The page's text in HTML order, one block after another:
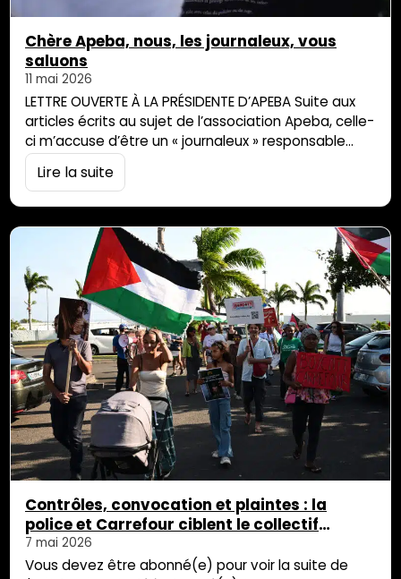
Chère Apeba, nous, les journaleux, vous
saluons
11 mai 2026
LETTRE OUVERTE À LA PRÉSIDENTE D’APEBA Suite aux
articles écrits au sujet de l’association Apeba, celle-
ci m’accuse d’être un « journaleux » responsable
d’une campagne de bashing à son encontre. Dans
cette lettre, j’utilise donc mon droit de réponse pour
l’association Apeba, je vous adresse ce […]
Lire la suite
Contrôles, convocation et plaintes : la
police et Carrefour ciblent le collectif
Réunion Palestine
7 mai 2026
Vous devez être abonné(e) pour voir la suite de